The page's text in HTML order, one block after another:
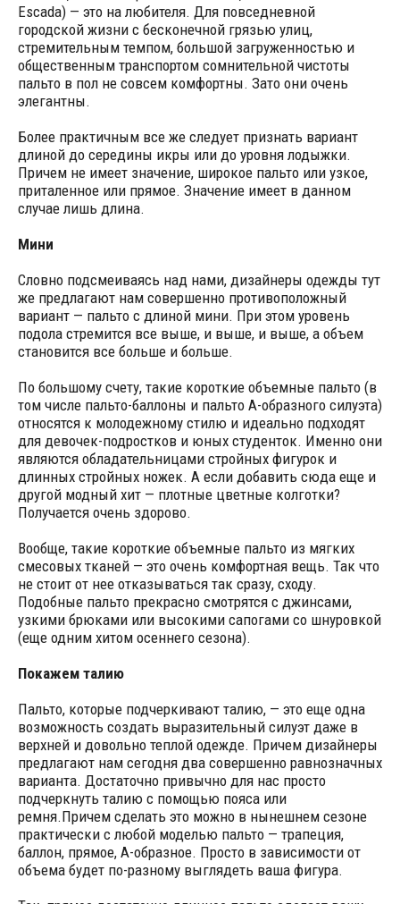
Escada) — это на любителя. Для повседневной
городской жизни с бесконечной грязью улиц,
стремительным темпом, большой загруженностью и
общественным транспортом сомнительной чистоты
пальто в пол не совсем комфортны. Зато они очень
элегантны.
Более практичным все же следует признать вариант
длиной до середины икры или до уровня лодыжки.
Причем не имеет значение, широкое пальто или узкое,
приталенное или прямое. Значение имеет в данном
случае лишь длина.
Мини
Словно подсмеиваясь над нами, дизайнеры одежды тут
же предлагают нам совершенно противоположный
вариант — пальто с длиной мини. При этом уровень
подола стремится все выше, и выше, и выше, а объем
становится все больше и больше.
По большому счету, такие короткие объемные пальто (в
том числе пальто-баллоны и пальто А-образного силуэта)
относятся к молодежному стилю и идеально подходят
для девочек-подростков и юных студенток. Именно они
являются обладательницами стройных фигурок и
длинных стройных ножек. А если добавить сюда еще и
другой модный хит — плотные цветные колготки?
Получается очень здорово.
Вообще, такие короткие объемные пальто из мягких
смесовых тканей — это очень комфортная вещь. Так что
не стоит от нее отказываться так сразу, сходу.
Подобные пальто прекрасно смотрятся с джинсами,
узкими брюками или высокими сапогами со шнуровкой
(еще одним хитом осеннего сезона).
Покажем талию
Пальто, которые подчеркивают талию, — это еще одна
возможность создать выразительный силуэт даже в
верхней и довольно теплой одежде. Причем дизайнеры
предлагают нам сегодня два совершенно равнозначных
варианта. Достаточно привычно для нас просто
подчеркнуть талию с помощью пояса или
ремня.Причем сделать это можно в нынешнем сезоне
практически с любой моделью пальто — трапеция,
баллон, прямое, А-образное. Просто в зависимости от
объема будет по-разному выглядеть ваша фигура.